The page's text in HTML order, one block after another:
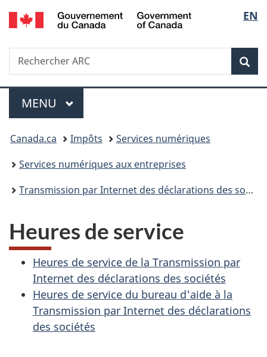
Passer
au
Passer
à
du
Passer
à
simplifiée
de
la
EN
Recherche
Rechercher
ARC
Menu
MENU PRINCIPAL
Vous
êtes
ici :
Canada.ca Impôts
Services numériques
Services numériques aux entreprises
Transmission par Internet des déclarations des sociétés
Heures de service
Heures de service de la Transmission par
Internet des déclarations des sociétés
Heures de service du bureau d'aide à la
Transmission par Internet des déclarations
des sociétés